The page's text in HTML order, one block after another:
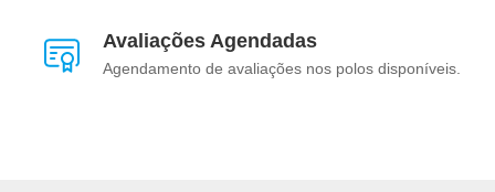
Avaliações Agendadas
Agendamento de avaliações nos polos disponíveis.